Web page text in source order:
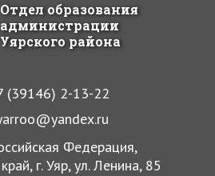
Отдел образования
администрации
Уярского района
(39146) 2-13-22
Федерация,
г. Уяр, ул. Ленина, 85